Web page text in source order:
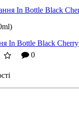
In Bottle Black Cherry
0